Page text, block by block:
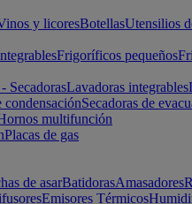
y licoresBotellasUtensilios
Frigoríficos pequeños
SecadorasLavadoras integrables
condensaciónSecadoras de
multifunción
Placas de gas
de asarBatidorasAmasadores
Emisores Térmicos